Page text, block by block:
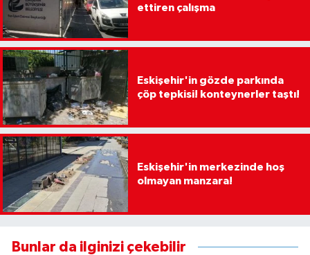
ettiren çalışma
Eskişehir'in gözde parkında
çöp tepkisi! konteynerler taştı!
Eskişehir'in merkezinde hoş
olmayan manzara!
Bunlar da ilginizi çekebilir